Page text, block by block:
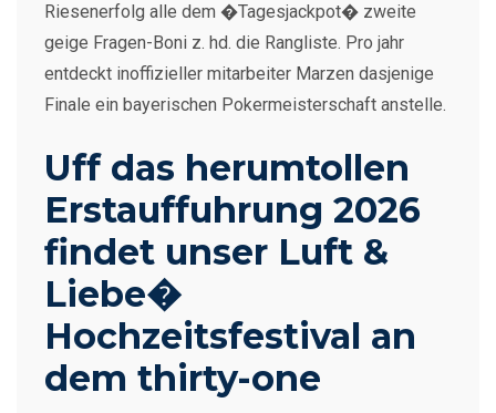
Riesenerfolg alle dem �Tagesjackpot� zweite
geige Fragen-Boni z. hd. die Rangliste. Pro jahr
entdeckt inoffizieller mitarbeiter Marzen dasjenige
Finale ein bayerischen Pokermeisterschaft anstelle.
Uff das herumtollen
Erstauffuhrung 2026
findet unser Luft &
Liebe�
Hochzeitsfestival an
dem thirty-one